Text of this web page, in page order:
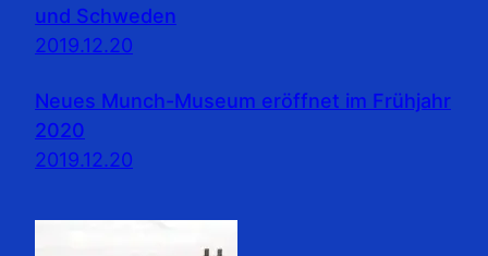
und Schweden
2019.12.20
Neues Munch-Museum eröffnet im Frühjahr
2020
2019.12.20